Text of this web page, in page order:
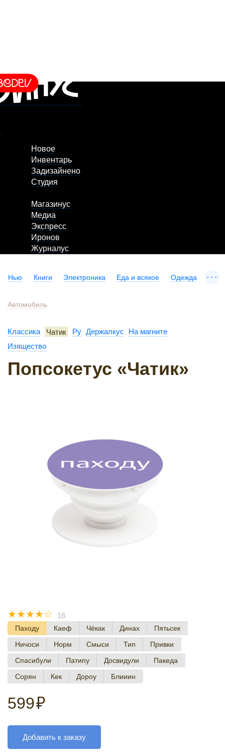
Новое
Инвентарь
Задизайнено
Студия
Магазинус
Медиа
Экспресс
Иронов
Журналус
Нью Книги Электроника Еда и всякое Одежда ...
Автомобиль
Классика Чатик Ру Держалкус
На магните
Изящество
Попсокетус «Чатик»
☆
☆
☆
☆
☆ 16
Паходу Каеф Чёкак Динах
Пятьсек
Ничоси
Норм Смыси Тип
Привки
Спасибули
Патипу Досвидули
Пакеда
Сорян
Кек Дороу Блииин
599₽
Добавить к заказу